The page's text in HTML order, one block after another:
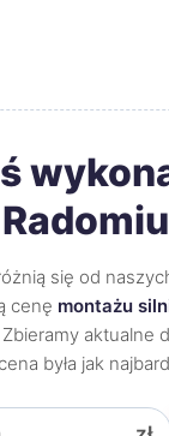
się od
cenę montażu
Zbieramy aktualne
była jak